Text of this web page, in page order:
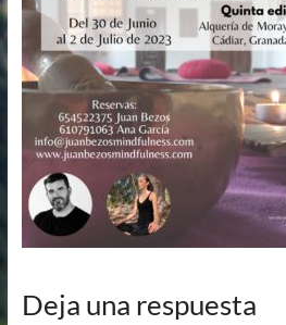
Deja una respuesta